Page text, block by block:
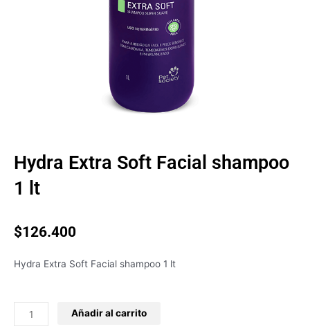
Hydra Extra Soft Facial shampoo
1 lt
$126.400
Hydra Extra Soft Facial shampoo 1 lt
Hydra
Extra
Añadir al carrito